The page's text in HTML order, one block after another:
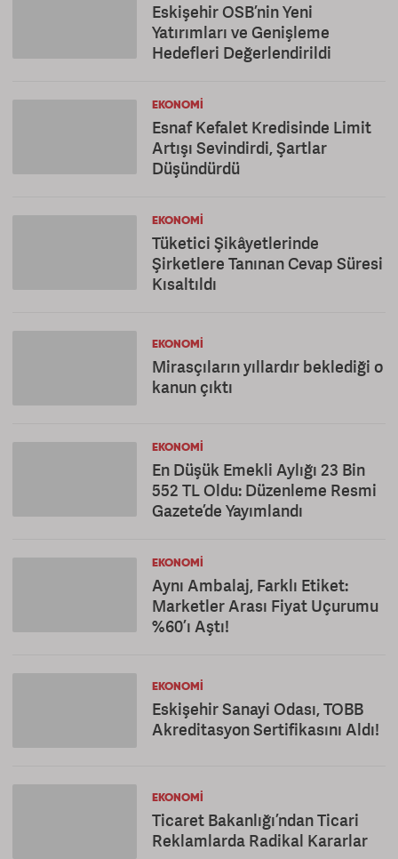
Eskişehir OSB’nin Yeni
Yatırımları ve Genişleme
Hedefleri Değerlendirildi
EKONOMI
Esnaf Kefalet Kredisinde Limit
Artışı Sevindirdi, Şartlar
Düşündürdü
EKONOMI
Tüketici Şikâyetlerinde
Şirketlere Tanınan Cevap Süresi
Kısaltıldı
EKONOMI
Mirasçıların yıllardır beklediği o
kanun çıktı
EKONOMI
En Düşük Emekli Aylığı 23 Bin
552 TL Oldu: Düzenleme Resmi
Gazete’de Yayımlandı
EKONOMI
Aynı Ambalaj, Farklı Etiket:
Marketler Arası Fiyat Uçurumu
%60’ı Aştı!
EKONOMI
Eskişehir Sanayi Odası, TOBB
Akreditasyon Sertifikasını Aldı!
EKONOMI
Ticaret Bakanlığı’ndan Ticari
Reklamlarda Radikal Kararlar